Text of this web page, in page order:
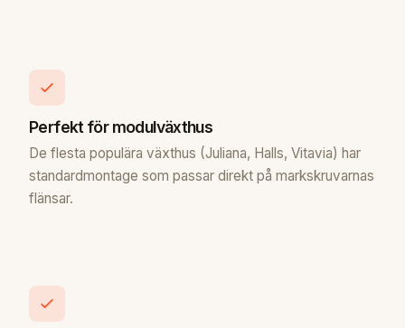
Perfekt för modulväxthus
De flesta populära växthus (Juliana, Halls, Vitavia) har
standardmontage som passar direkt på markskruvarnas
flänsar.